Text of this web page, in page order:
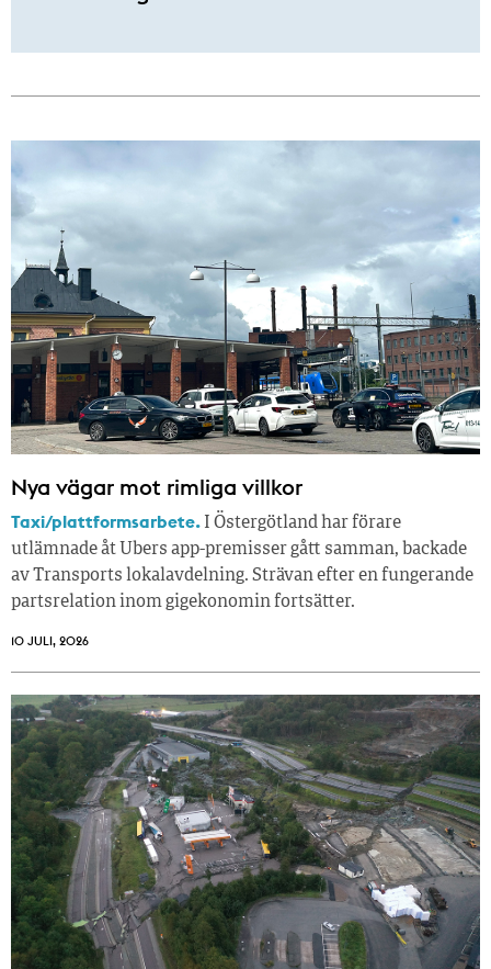
Nya vägar mot rimliga villkor
Taxi/plattformsarbete. I Östergötland har förare
utlämnade åt Ubers app-premisser gått samman, backade
av Transports lokalavdelning. Strävan efter en fungerande
partsrelation inom gigekonomin fortsätter.
10 JULI, 2026